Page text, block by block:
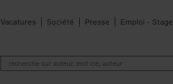
Vacatures Société Presse Emploi - Stage